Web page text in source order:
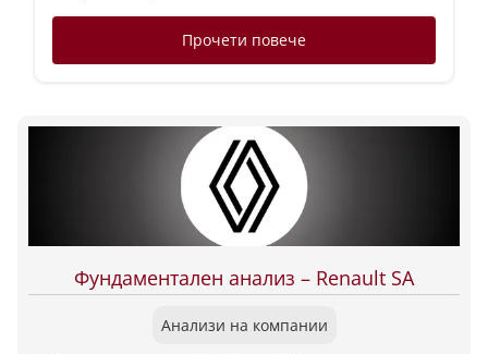
Прочети повече
Фундаментален анализ – Renault SA
Анализи на компании